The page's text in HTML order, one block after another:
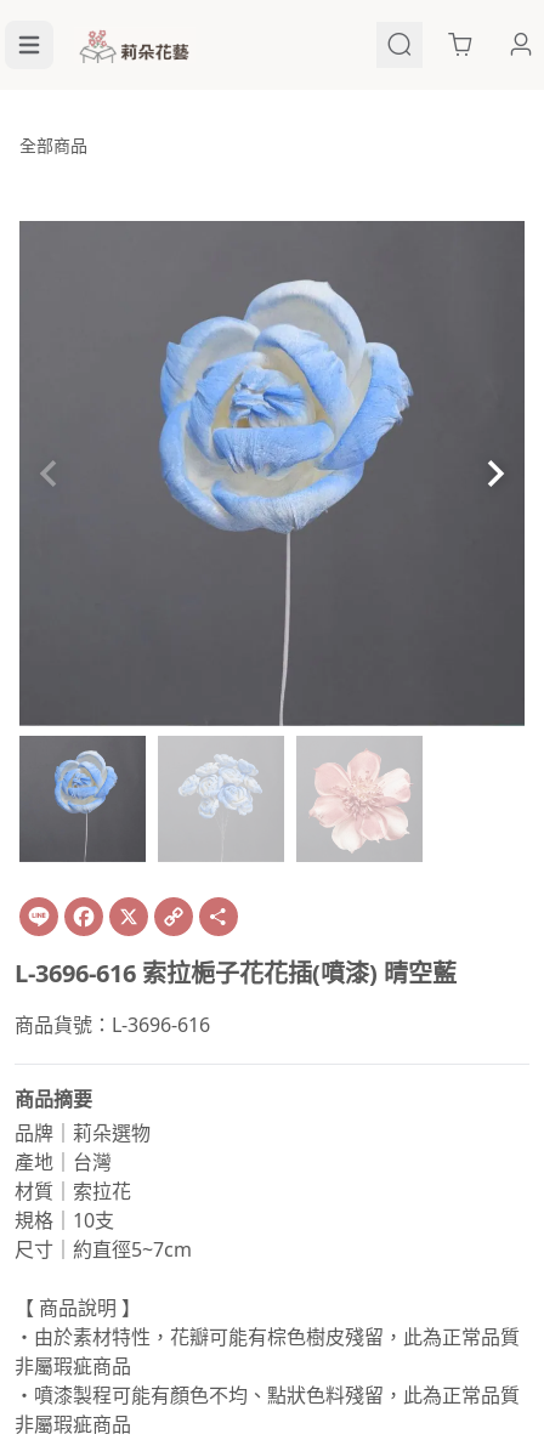
Cart
全部商品
Line Facebook
X Copy
Link
L-3696-616 索拉梔子花花插(噴漆) 晴空藍
商品貨號：L-3696-616
商品摘要
品牌｜莉朵選物
產地｜台灣
材質｜索拉花
規格｜10支
尺寸｜約直徑5~7cm
【 商品說明 】
・由於素材特性，花瓣可能有棕色樹皮殘留，此為正常品質
非屬瑕疵商品
・噴漆製程可能有顏色不均、點狀色料殘留，此為正常品質
非屬瑕疵商品